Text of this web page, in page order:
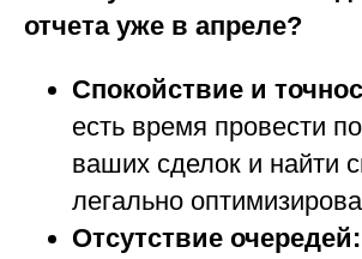
отчета уже в апреле?
Спокойствие и
есть время провести
ваших сделок и найти
легально
Отсутствие очередей: